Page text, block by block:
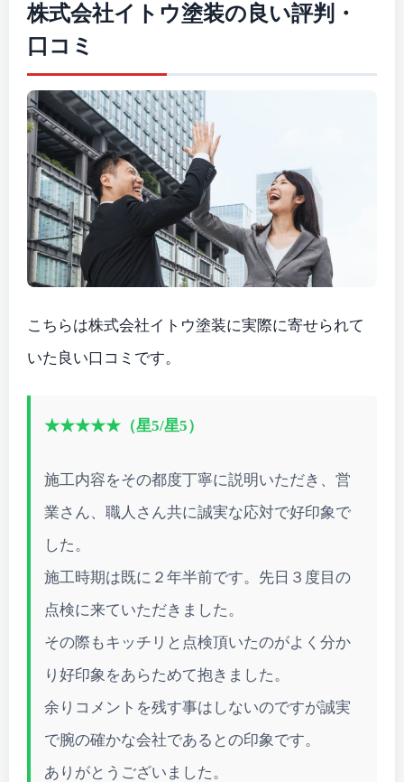
株式会社イトウ塗装の良い評判・
口コミ
こちらは株式会社イトウ塗装に実際に寄せられて
いた良い口コミです。
★★★★★（星5/星5）
施工内容をその都度丁寧に説明いただき、営
業さん、職人さん共に誠実な応対で好印象で
した。
施工時期は既に２年半前です。先日３度目の
点検に来ていただきました。
その際もキッチリと点検頂いたのがよく分か
り好印象をあらためて抱きました。
余りコメントを残す事はしないのですが誠実
で腕の確かな会社であるとの印象です。
ありがとうございました。